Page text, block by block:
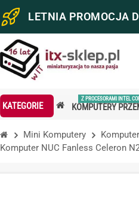
LETNIA PROMOCJA
KATEGORIE KOMPUTERY
Z PROCESORAMI INTEL
Mini Komputery
Komputer NUC Fanless Celeron